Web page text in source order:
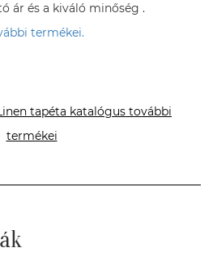
ár és a kiváló minőség .
termékei.
tapéta katalógus további
termékei